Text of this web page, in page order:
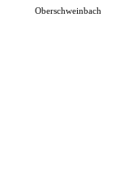
Oberschweinbach